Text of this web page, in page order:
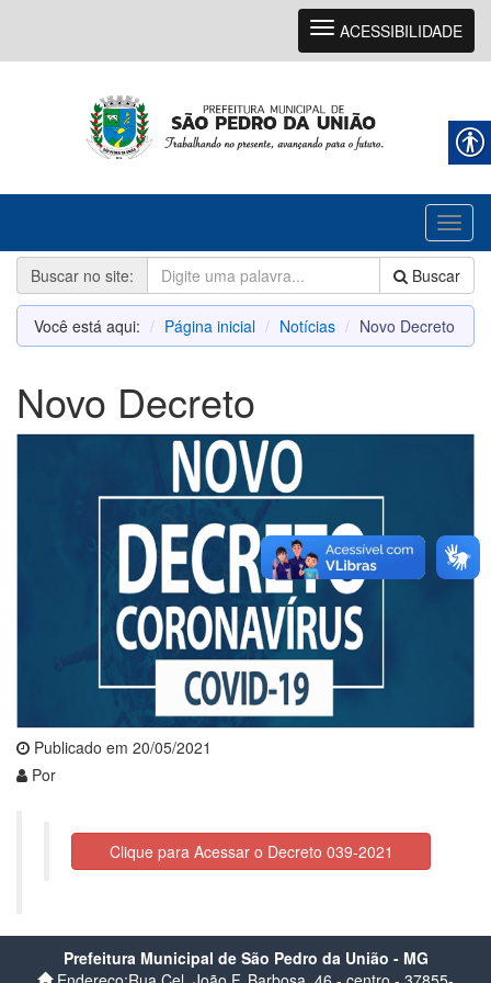
Navegação
ACESSIBILIDADE
Buscar no site:
Buscar
Você está aqui: Página inicial Notícias Novo Decreto
Novo Decreto
Publicado em 20/05/2021
Por
Clique para Acessar o Decreto 039-2021
Prefeitura Municipal de São Pedro da União - MG